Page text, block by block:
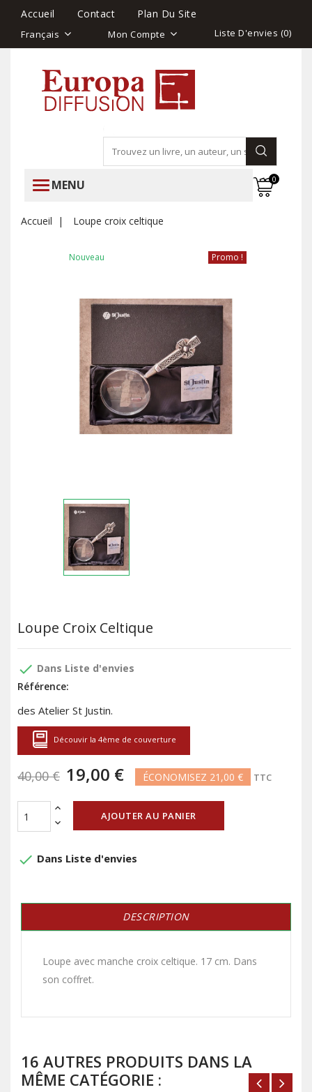
Accueil Contact Plan Du Site
Français Mon Compte Liste D'envies (0)
MENU 0
Accueil Loupe croix celtique
Promo !
Nouveau
Loupe Croix Celtique
done Dans Liste d'envies
Référence:
des Atelier St Justin.
Découvir la 4ème de couverture
40,00 € 19,00 € ÉCONOMISEZ 21,00 € TTC
AJOUTER AU PANIER
done Dans Liste d'envies
DESCRIPTION
Loupe avec manche croix celtique. 17 cm. Dans
son coffret.
16 AUTRES PRODUITS DANS LA
MÊME CATÉGORIE :